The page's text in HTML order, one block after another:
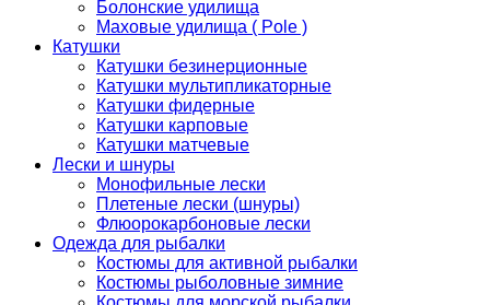
Болонские удилища
Маховые удилища ( Pole )
Катушки
Катушки безинерционные
Катушки мультипликаторные
Катушки фидерные
Катушки карповые
Катушки матчевые
Лески и шнуры
Монофильные лески
Плетеные лески (шнуры)
Флюорокарбоновые лески
Одежда для рыбалки
Костюмы для активной рыбалки
Костюмы рыболовные зимние